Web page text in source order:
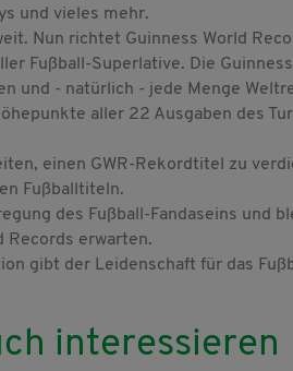
und vieles mehr.
Nun richtet Guinness World
Fußball-Superlative. Die
und - natürlich - jede Menge
aller 22 Ausgaben des
einen GWR-Rekordtitel zu
Fußballtiteln.
des Fußball-Fandaseins und
Records erwarten.
gibt der Leidenschaft für das
interessieren